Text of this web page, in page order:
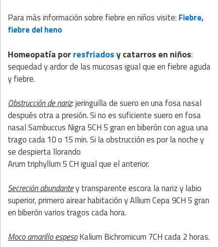
Para más información sobre fiebre en niños visite: Fiebre,
fiebre del heno
Homeopatía porresfriadosy catarros en niños:
sequedad y ardor de las mucosas igual que en fiebre aguda
y fiebre.
Obstrucción de nariz: jeringuilla de suero en una fosa nasal
después otra a presión. Si no es suficiente suero en fosa
nasal Sambuccus Nigra 5CH 5 gran en biberón con agua una
trago cada 10 o 15 min. Si la obstrucción es por la noche y
se despierta llorando
Arum triphyllum 5 CH igual que el anterior.
Secreción abundantey transparente escora la nariz y labio
superior, primero airear habitación y Allium Cepa 9CH 5 gran
en biberón varios tragos cada hora.
Moco amarillo espesoKalium Bichromicum 7CH cada 2 horas.